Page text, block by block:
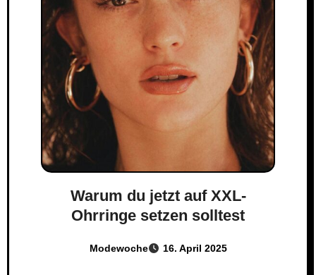
Warum du jetzt auf XXL-
Ohrringe setzen solltest
Modewoche 16. April 2025